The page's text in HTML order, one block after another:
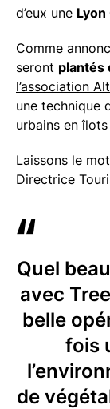
d’eux une Lyon
Comme
seront plantés
l’association
une technique
urbains en
Laissons le
Directrice
Quel
avec
belle
fois
de